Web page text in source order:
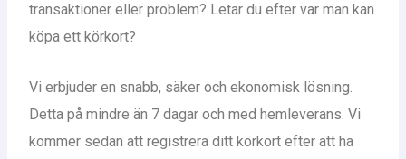
transaktioner eller problem? Letar du efter var man kan
köpa ett körkort?
Vi erbjuder en snabb, säker och ekonomisk lösning.
Detta på mindre än 7 dagar och med hemleverans. Vi
kommer sedan att registrera ditt körkort efter att ha